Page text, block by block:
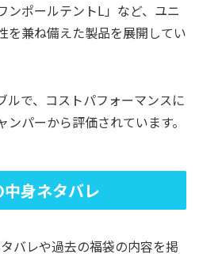
ンポールテントL」など、ユニ
を兼ね備えた製品を展開してい
ルで、コストパフォーマンスに
パーから評価されています。
身ネタバレ
バレや過去の福袋の内容を掲